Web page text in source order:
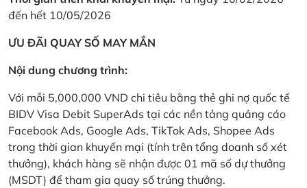
đến hết 10/05/2026
ƯU ĐÃI QUAY SỐ MAY MẮN
Nội dung chương trình:
Với mỗi 5,000,000 VND chi tiêu bằng thẻ ghi nợ quốc tế
BIDV Visa Debit SuperAds tại các nền tảng quảng cáo
Facebook Ads, Google Ads, TikTok Ads, Shopee Ads
trong thời gian khuyến mại (tính trên tổng doanh số xét
thưởng), khách hàng sẽ nhận được 01 mã số dự thưởng
(MSDT) để tham gia quay số trúng thưởng.